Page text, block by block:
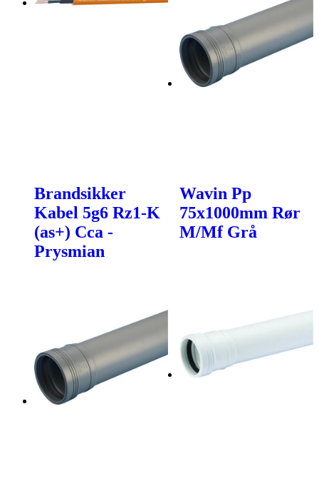
Brandsikker
Kabel 5g6 Rz1-K
(as+) Cca -
Prysmian
Wavin Pp
75x1000mm Rør
M/Mf Grå